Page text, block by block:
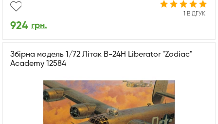
1 ВІДГУК
924 грн.
Збірна модель 1/72 Літак B-24H Liberator "Zodiac"
Academy 12584